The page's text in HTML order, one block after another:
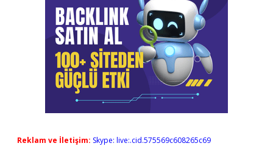
Reklam ve İletişim: Skype: live:.cid.575569c608265c69